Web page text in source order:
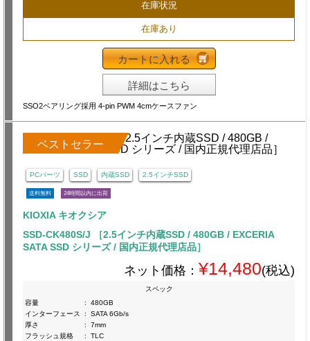
在庫状況
在庫あり
カートに入れる
詳細はこちら
SSO2ベアリング採用 4-pin PWM 4cmケースファン
ベストセラー
PCパーツ SSD 内蔵SSD 2.5インチSSD
送料無料 24時間以内に出荷
KIOXIA キオクシア
SSD-CK480S/J ［2.5インチ内蔵SSD / 480GB / EXCERIA
SATA SSD シリーズ / 国内正規代理店品］
ネット価格： ¥14,480(税込)
スペック
容量
:
480GB
インターフェース
:
SATA 6Gb/s
厚さ
:
7mm
フラッシュ規格
:
TLC